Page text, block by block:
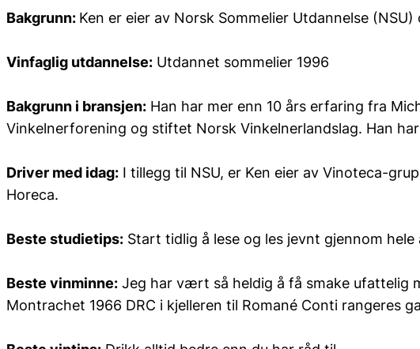
Bakgrunn: Ken er eier av Norsk Sommelier Utdannelse
Vinfaglig utdannelse: Utdannet sommelier 1996
Bakgrunn i bransjen: Han har mer enn 10 års erfaring fra
Vinkelnerforening og stiftet Norsk Vinkelnerlandslag. Han
Driver med idag: I tillegg til NSU, er Ken eier av Vinoteca-
Horeca.
Beste studietips: Start tidlig å lese og les jevnt gjennom hele
Beste vinminne: Jeg har vært så heldig å få smake ufattelig
Montrachet 1966 DRC i kjelleren til Romané Conti rangeres